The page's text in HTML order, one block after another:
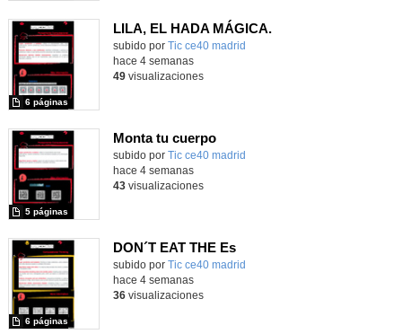
LILA, EL HADA MÁGICA.
subido por Tic ce40 madrid
6 páginas
hace 4 semanas
49visualizaciones
Monta tu cuerpo
subido por Tic ce40 madrid
5 páginas
hace 4 semanas
43visualizaciones
DON´T EAT THE Es
subido por Tic ce40 madrid
6 páginas
hace 4 semanas
36visualizaciones